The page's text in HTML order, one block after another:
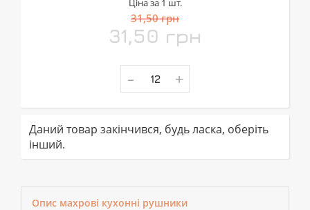
Ціна за 1 шт.
31,50 грн
31,50 грн
- +
Даний товар закінчився, будь ласка, оберіть
інший.
Опис махрові кухонні рушники